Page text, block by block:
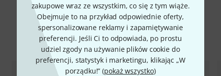
zakupowe wraz ze wszystkim, co się z tym wiąże.
Obejmuje to na przykład odpowiednie oferty,
spersonalizowane reklamy i zapamiętywanie
preferencji. Jeśli Ci to odpowiada, po prostu
udziel zgody na używanie plików cookie do
preferencji, statystyk i marketingu, klikając „W
porządku!” (pokaż wszystko)
Porównaj opcje